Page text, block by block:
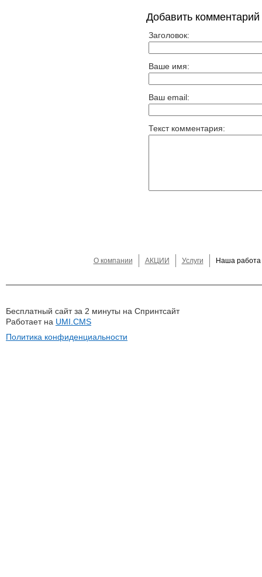
Добавить комментарий
Заголовок:
Ваше имя:
Ваш email:
Текст комментария:
О компании АКЦИИ Услуги Наша работа
Бесплатный сайт за 2 минуты на Спринтсайт
Работает на UMI.CMS
Политика конфиденциальности